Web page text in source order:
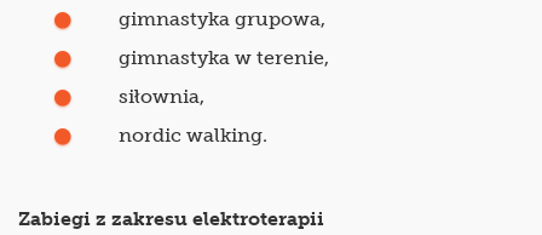
gimnastyka grupowa,
gimnastyka w terenie,
siłownia,
nordic walking.
Zabiegi z zakresu elektroterapii